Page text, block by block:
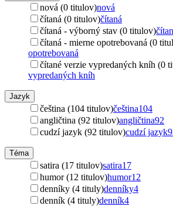
nová (0 titulov)nová
čítaná (0 titulov)čítaná
čítaná - výborný stav (0 titulov)
čítaná - mierne opotrebovaná (0
opotrebovaná
čítané verzie vypredaných kníh (0
vypredaných kníh
Jazyk
čeština (104 titulov)čeština104
angličtina (92 titulov)angličtina92
cudzí jazyk (92 titulov)cudzí jazyk
Téma
satira (17 titulov)satira17
humor (12 titulov)humor12
denníky (4 tituly)denníky4
denník (4 tituly)denník4